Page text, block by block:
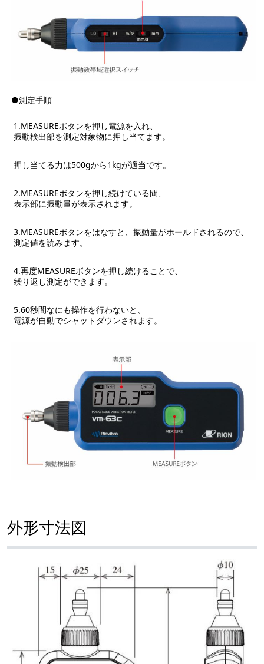
●測定手順
1.MEASUREボタンを押し電源を入れ、
振動検出部を測定対象物に押し当てます。
押し当てる力は500gから1kgが適当です。
2.MEASUREボタンを押し続けている間、
表示部に振動量が表示されます。
3.MEASUREボタンをはなすと、振動量がホールドされるので、
測定値を読みます。
4.再度MEASUREボタンを押し続けることで、
繰り返し測定ができます。
5.60秒間なにも操作を行わないと、
電源が自動でシャットダウンされます。
外形寸法図